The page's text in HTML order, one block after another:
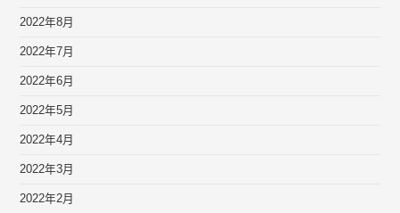
2022年8月
2022年7月
2022年6月
2022年5月
2022年4月
2022年3月
2022年2月